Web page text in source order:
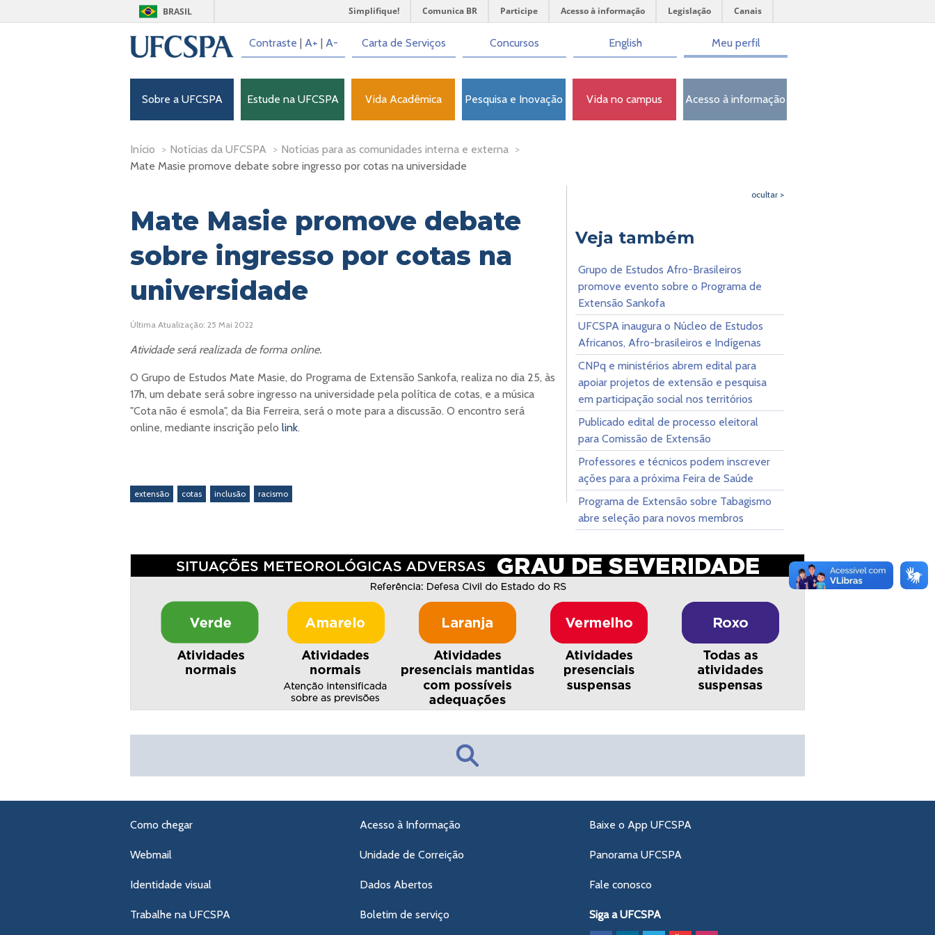
BRASIL Simplifique! Comunica BR Participe Acesso à informação Legislação Canais
Contraste | A+ | A- Carta de Serviços Concursos English Meu perfil
Sobre a UFCSPA Estude na UFCSPA Vida Acadêmica Pesquisa e Inovação Vida no campus Acesso à informação
Início > Notícias da UFCSPA > Notícias para as comunidades interna e externa >
Mate Masie promove debate sobre ingresso por cotas na universidade
Mate Masie promove debate
sobre ingresso por cotas na
universidade
Última Atualização: 25 Mai 2022
Atividade será realizada de forma online.
O Grupo de Estudos Mate Masie, do Programa de Extensão Sankofa, realiza no dia 25, às
17h, um debate será sobre ingresso na universidade pela política de cotas, e a música
"Cota não é esmola", da Bia Ferreira, será o mote para a discussão. O encontro será
online, mediante inscrição pelo link.
extensão cotas inclusão racismo
ocultar >
Veja também
Grupo de Estudos Afro-Brasileiros
promove evento sobre o Programa de
Extensão Sankofa
UFCSPA inaugura o Núcleo de Estudos
Africanos, Afro-brasileiros e Indígenas
CNPq e ministérios abrem edital para
apoiar projetos de extensão e pesquisa
em participação social nos territórios
Publicado edital de processo eleitoral
para Comissão de Extensão
Professores e técnicos podem inscrever
ações para a próxima Feira de Saúde
Programa de Extensão sobre Tabagismo
abre seleção para novos membros
Como chegar
Webmail
Identidade visual
Trabalhe na UFCSPA
Acesso à Informação
Unidade de Correição
Dados Abertos
Boletim de serviço
Baixe o App UFCSPA
Panorama UFCSPA
Fale conosco
Siga a UFCSPA